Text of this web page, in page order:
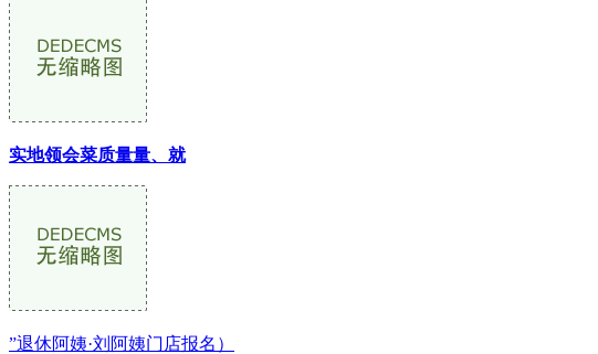
实地领会菜质量量、就
”退休阿姨·刘阿姨门店报名）